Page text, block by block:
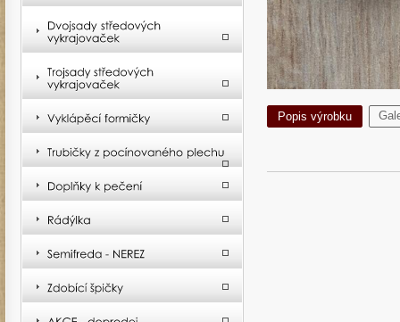
Popis výrobku